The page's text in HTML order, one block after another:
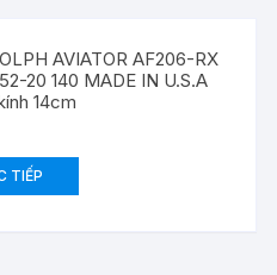
AVIATOR AF206-RX
20 140 MADE IN U.S.A
14cm
TIẾP